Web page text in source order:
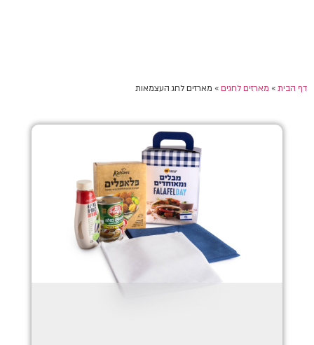
דף הבית» מארזים לחגים» מארזים לחג העצמאות